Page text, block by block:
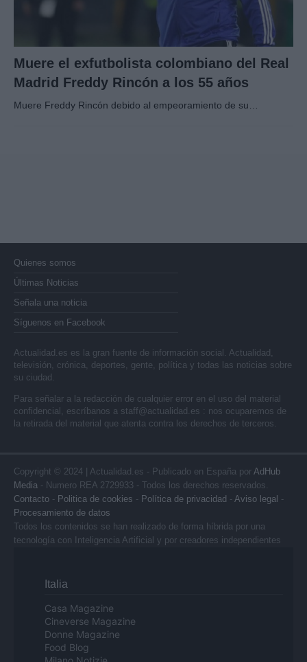
Muere el exfutbolista colombiano del Real
Madrid Freddy Rincón a los 55 años
Muere Freddy Rincón debido al empeoramiento de su…
Quienes somos
Últimas Noticias
Señala una noticia
Síguenos en Facebook
Actualidad.es es la gran fuente de información social. Actualidad,
televisión, crónica, deportes, gente, política y todas las noticias sobre
su ciudad.
Para señalar a la redacción de cualquier error en el uso del material
confidencial, escríbanos a staff@actualidad.es : nos ocuparemos de
la retirada del material que atenta contra los derechos de terceros.
Copyright © 2024 | Actualidad.es - Publicado en España por AdHub
Media - Numero REA 2729933 - Todos los derechos reservados.
Contacto - Politica de cookies - Política de privacidad - Aviso legal -
Procesamiento de datos
Todos los contenidos se han realizado de forma híbrida por una
tecnología con Inteligencia Artificial y por creadores independientes
Italia
Casa Magazine
Cineverse Magazine
Donne Magazine
Food Blog